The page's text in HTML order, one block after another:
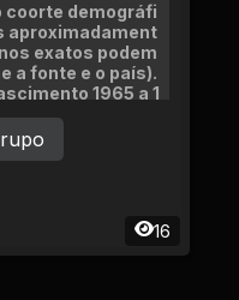
coorte demográfi
aproximadament
exatos podem
a fonte e o país).
1965 a 1
16